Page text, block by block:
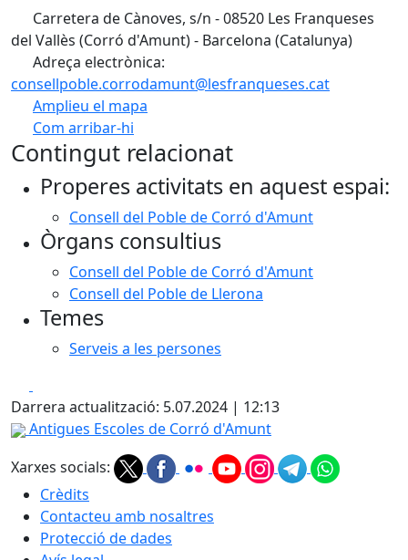
Carretera de Cànoves, s/n - 08520 Les Franqueses
del Vallès (Corró d'Amunt) - Barcelona (Catalunya)
Adreça electrònica:
consellpoble.corrodamunt@lesfranqueses.cat
Amplieu el mapa
Com arribar-hi
+
Contingut relacionat
Properes activitats en aquest espai:
Consell del Poble de Corró d'Amunt
Òrgans consultius
Consell del Poble de Corró d'Amunt
Consell del Poble de Llerona
Temes
Serveis a les persones
Darrera actualització: 5.07.2024 | 12:13
Antigues Escoles de Corró d'Amunt
Xarxes socials:
Crèdits
Contacteu amb nosaltres
Protecció de dades